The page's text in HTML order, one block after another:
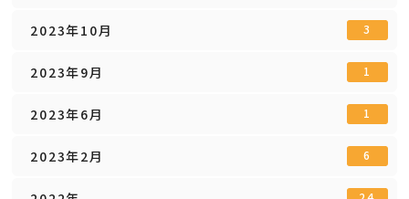
2023年10月 3
2023年9月 1
2023年6月 1
2023年2月 6